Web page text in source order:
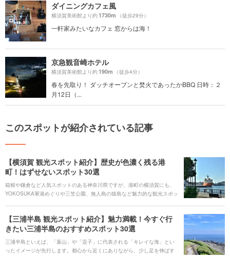
ダイニングカフェ風
横須賀美術館より約1730m （徒歩29分）
一軒家みたいなカフェ 窓からは海！
京急観音崎ホテル
横須賀美術館より約190m （徒歩4分）
春を先取り！ ダッチオーブンと焚火であったかBBQ 日時：２
月12日（...
このスポットが紹介されている記事
【横須賀 観光スポット紹介】歴史が色濃く残る港
町！はずせないスポット30選
箱根や鎌倉など人気スポットのある神奈川県ですが、港町の横須賀にも、
YOKOSUKA軍港めぐりや三笠公園、無人島の猿島など魅力的な観光スポッ
も必見です。 海だけではない、横須賀の観光スポットをご紹介します。
【三浦半島 観光スポット紹介】魅力満載！今すぐ行
きたい三浦半島のおすすめスポット30選
三浦半島といえば、「葉山」や「逗子」に代表される「キレイな海」とい
ったイメージが先行します。都心から近くにありながら、少し足を伸ばす